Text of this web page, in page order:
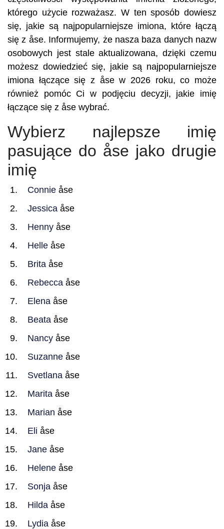
którego użycie rozważasz. W ten sposób dowiesz
się, jakie są najpopularniejsze imiona, które łączą
się z åse. Informujemy, że nasza baza danych nazw
osobowych jest stale aktualizowana, dzięki czemu
możesz dowiedzieć się, jakie są najpopularniejsze
imiona łączące się z åse w 2026 roku, co może
również pomóc Ci w podjęciu decyzji, jakie imię
łączące się z åse wybrać.
Wybierz najlepsze imię
pasujące do åse jako drugie
imię
Connie åse
Jessica åse
Henny åse
Helle åse
Brita åse
Rebecca åse
Elena åse
Beata åse
Nancy åse
Suzanne åse
Svetlana åse
Marita åse
Marian åse
Eli åse
Jane åse
Helene åse
Sonja åse
Hilda åse
Lydia åse